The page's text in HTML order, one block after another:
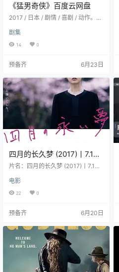
《猛男奇侠》百度云网盘
2017 / 日本 / 剧情 / 喜剧 / 动作。因
修行的真熊烈来到城市里，寻找能
为自己提供能量的“神雄”。在记者永
宫薰的帮助下，他终于找到了传说
剧集
14 0
预备齐 6月23日
四月的长久梦 (2017)丨7.1分
丨冷门治愈电影推荐
片名：四月的长久梦 (2017)丨7.1分
名：櫻花下我記得(台) / Summer Bl
ooms 类型：剧情 导演：中川龙太
美子 / 青柳文子 / 更多… 地区：日本
4(莫斯科电影节) / 2018-05-12(日
本) 年份：2017 片长：9…
电影
22 0
预备齐 6月20日